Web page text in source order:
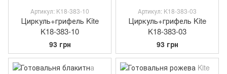
Артикул: K18-383-10
Циркуль+грифель Kite
K18-383-10
93 грн
Артикул: K18-383-03
Циркуль+грифель Kite
K18-383-03
93 грн